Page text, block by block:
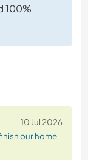
100%
10 Jul 2026
our home